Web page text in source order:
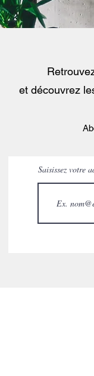
et découvrez
Saisissez votre